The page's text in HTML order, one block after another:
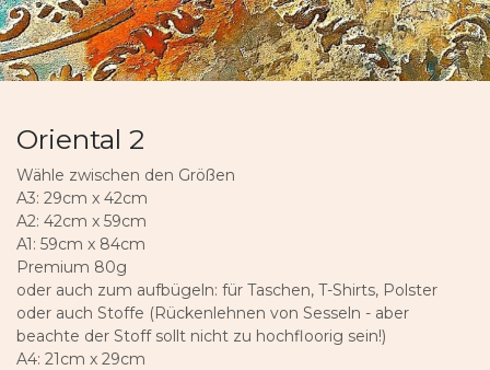
Oriental 2
Wähle zwischen den Größen
A3: 29cm x 42cm
A2: 42cm x 59cm
A1: 59cm x 84cm
Premium 80g
oder auch zum aufbügeln: für Taschen, T-Shirts, Polster
oder auch Stoffe (Rückenlehnen von Sesseln - aber
beachte der Stoff sollt nicht zu hochfloorig sein!)
A4: 21cm x 29cm